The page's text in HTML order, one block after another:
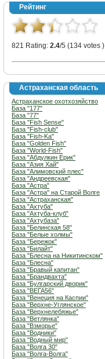
Рейтинг
821 Rating: 2.4/5 (134 votes )
Астраханская область
Астраханское охотхозяйство
База "177"
База "77"
База "Fish Sense"
База "Fish-club"
База "Fish-Ka"
База "Golden Fish"
База "World-Fish"
База "Абдулкин Ерик"
База "Азия Хай"
База "Алимовский плес"
База "Андреевская"
База "Астра"
База "Астра" на Старой Волге
База "Астраханская"
База "Ахтуба"
База "Ахтуба-клуб"
База "Ахтубаза"
База "Белинская 58"
База "Белые холмы"
База "Бережок"
База "Билайт"
База "Блесна на Никитинском"
База "Блесна"
База "Бравый капитан"
База "Брандвахта"
База "Булгарский дворик"
База "ВЕГА56"
База "Венеция на Каспии"
База "Верхне-Углянское"
База "Верхнелебяжье"
База "Ветлянка"
База "Взморье"
База "Водники"
База "Водный мир"
База "Волга 30"
База "Волга-Волга"